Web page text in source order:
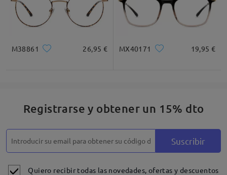
M38861 26,95 € MX40171 19,95 €
Registrarse y obtener un 15% dto
Suscribir
Quiero recibir todas las novedades, ofertas y descuentos